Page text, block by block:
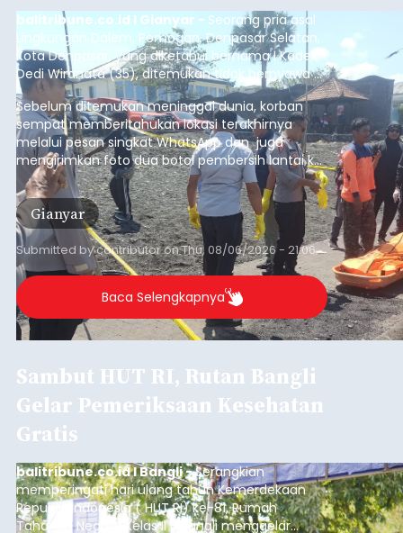
balitribune.co.id I Gianyar - Seorang pria asal
Lingkungan Dalem, Pemogan, Denpasar Selatan,
Kota Denpasar, yang diketahui bernama I Kadek
Dedi Wiranata (35), ditemukan tidak bernyawa di
pesisir Pantai Purnama, Sukawati.
Sebelum ditemukan meninggal dunia, korban
sempat memberitahukan lokasi terakhirnya
melalui pesan singkat WhatsApp dan juga
mengirimkan foto dua botol pembersih lantai ke
istrinya.
Gianyar
Submitted bycontributoronThu, 08/06/2026 - 21:06
Baca Selengkapnya
Sambut HUT RI, Rutan Bangli
Gelar Pemeriksaan Kesehatan
Gratis
balitribune.co.id I Bangli -Serangkian
memperingati hari ulang tahun Kemerdekaan
Republik Indonesia ( HUT RI) ke-81, Rumah
Tahanan Negara Kelas II B Bangli menggelar